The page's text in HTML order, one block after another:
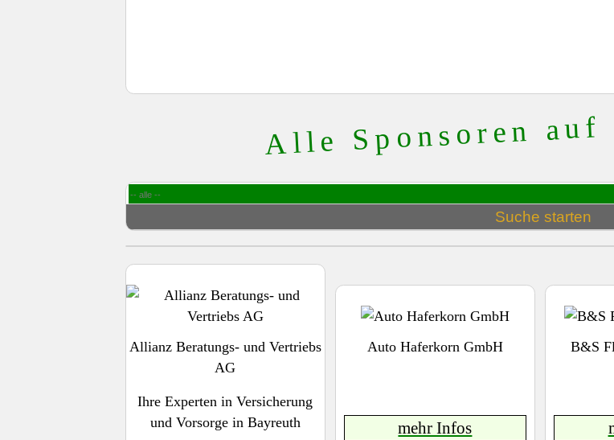
Alle Sponsoren
Allianz Beratungs- und Vertriebs
AG
Ihre Experten in Versicherung
und Vorsorge in Bayreuth
Auto Haferkorn GmbH
mehr Infos
B&S